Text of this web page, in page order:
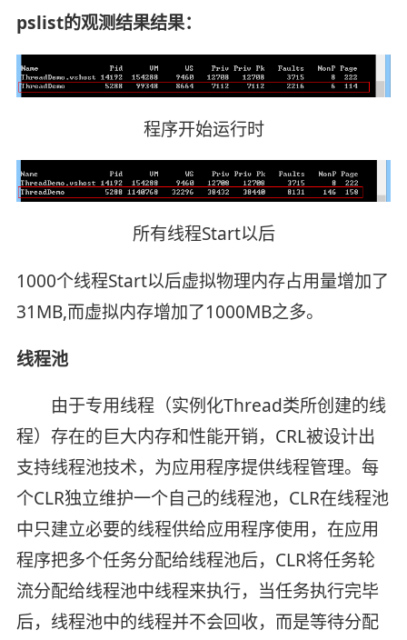
pslist的观测结果结果：
程序开始运行时
所有线程Start以后
1000个线程Start以后虚拟物理内存占用量增加了
31MB,而虚拟内存增加了1000MB之多。
线程池
由于专用线程（实例化Thread类所创建的线
程）存在的巨大内存和性能开销，CRL被设计出
支持线程池技术，为应用程序提供线程管理。每
个CLR独立维护一个自己的线程池，CLR在线程池
中只建立必要的线程供给应用程序使用，在应用
程序把多个任务分配给线程池后，CLR将任务轮
流分配给线程池中线程来执行，当任务执行完毕
后，线程池中的线程并不会回收，而是等待分配